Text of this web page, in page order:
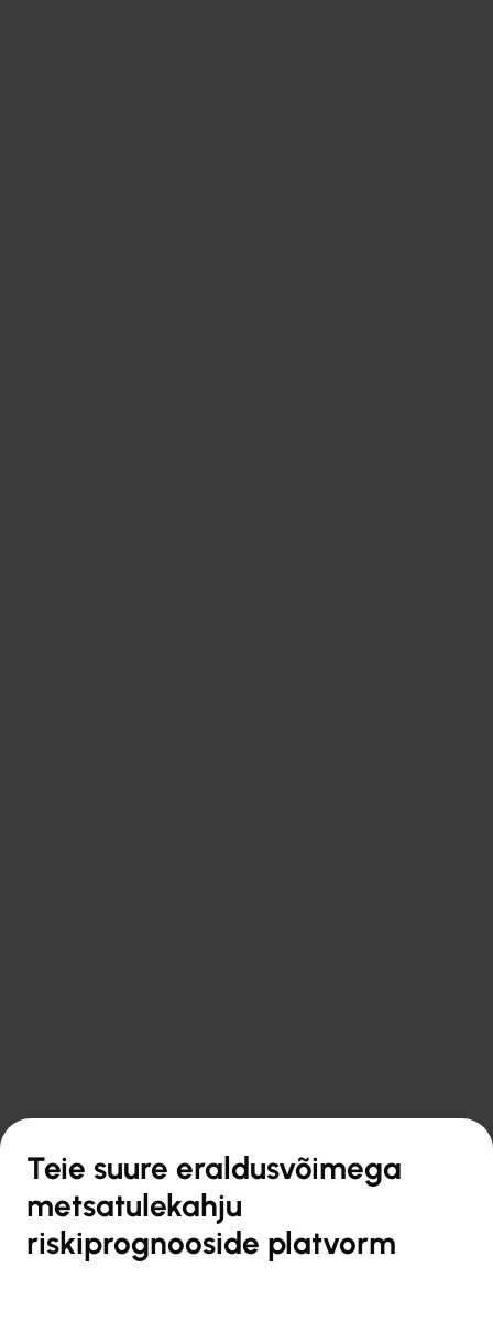
Teie suure eraldusvõimega
metsatulekahju
riskiprognooside platvorm